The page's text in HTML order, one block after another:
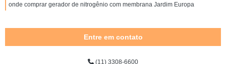
onde comprar gerador de nitrogênio com membrana Jardim Europa
Entre em contato
(11) 3308-6600